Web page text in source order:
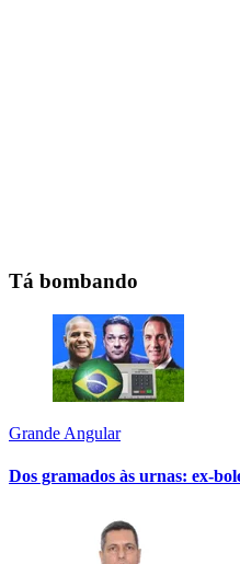
Tá bombando
Grande Angular
Dos gramados às urnas: ex-